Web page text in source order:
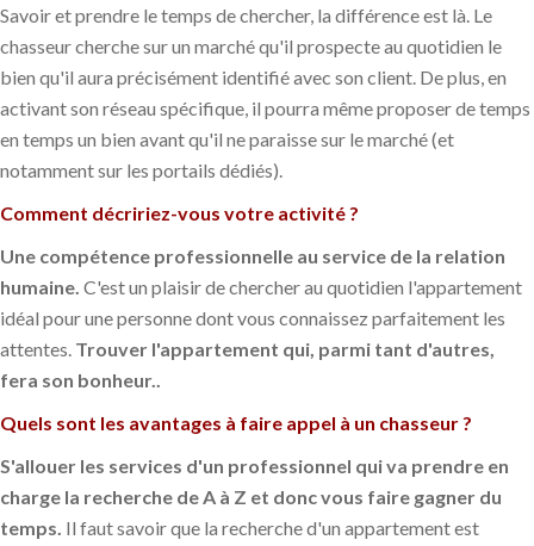
Savoir et prendre le temps de chercher, la différence est là. Le
chasseur cherche sur un marché qu'il prospecte au quotidien le
bien qu'il aura précisément identifié avec son client. De plus, en
activant son réseau spécifique, il pourra même proposer de temps
en temps un bien avant qu'il ne paraisse sur le marché (et
notamment sur les portails dédiés).
Comment décririez-vous votre activité ?
Une compétence professionnelle au service de la relation
humaine. C'est un plaisir de chercher au quotidien l'appartement
idéal pour une personne dont vous connaissez parfaitement les
attentes. Trouver l'appartement qui, parmi tant d'autres,
fera son bonheur..
Quels sont les avantages à faire appel à un chasseur ?
S'allouer les services d'un professionnel qui va prendre en
charge la recherche de A à Z et donc vous faire gagner du
temps. Il faut savoir que la recherche d'un appartement est